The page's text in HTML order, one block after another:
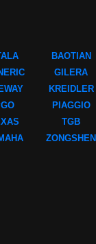
BAOTIAN
GILERA
KREIDLER
PIAGGIO
TGB
ZONGSHEN